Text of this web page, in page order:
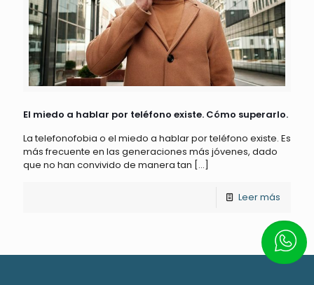
El miedo a hablar por teléfono existe. Cómo superarlo.
La telefonofobia o el miedo a hablar por teléfono existe. Es
más frecuente en las generaciones más jóvenes, dado
que no han convivido de manera tan […]
Leer más